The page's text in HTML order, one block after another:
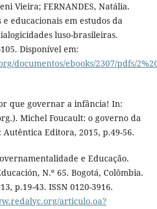
Vieira; FERNANDES, Natália.
e educacionais em estudos da
luso-brasileiras.
Disponível em:
documentos/ebooks/2307/pdfs/
que governar a infância! In:
Michel Foucault: o governo da
Editora, 2015, p.49-56.
e Educação.
N.º 65. Bogotá, Colômbia.
p.19-43. ISSN 0120-3916.
articulo.oa?